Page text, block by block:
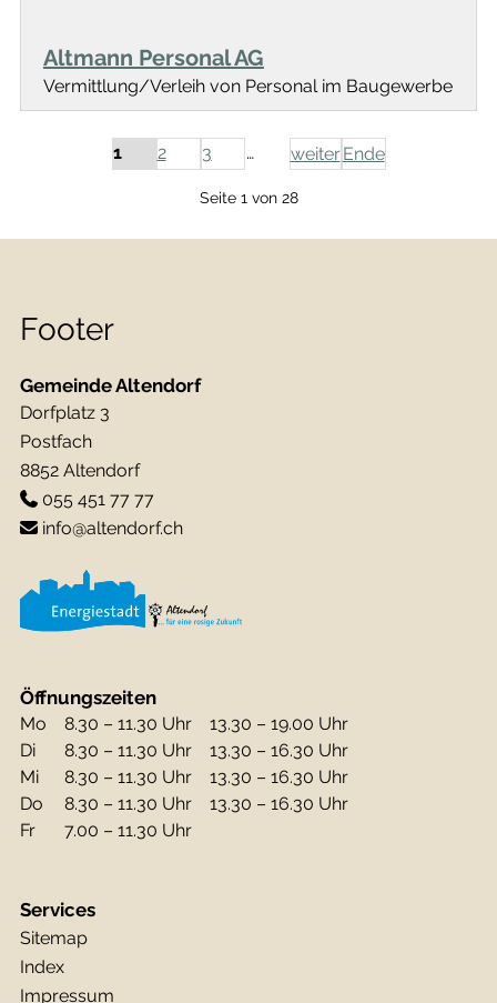
Altmann Personal AG
Vermittlung/Verleih von Personal im Baugewerbe
1 2 3 … weiterEnde
Seite 1 von 28
Footer
Gemeinde Altendorf
Dorfplatz 3
Postfach
8852 Altendorf
055 451 77 77
info@altendorf.ch
Öffnungszeiten
Mo 8.30 – 11.30 Uhr
13.30 – 19.00 Uhr
Di
8.30 – 11.30 Uhr
13.30 – 16.30 Uhr
Mi
8.30 – 11.30 Uhr
13.30 – 16.30 Uhr
Do
8.30 – 11.30 Uhr
13.30 – 16.30 Uhr
Fr
7.00 – 11.30 Uhr
Services
Sitemap
Index
Impressum